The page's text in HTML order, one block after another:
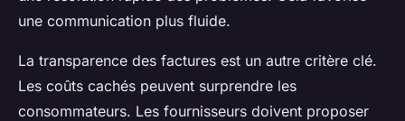
une communication plus fluide.
La transparence des factures est un autre critère clé.
Les coûts cachés peuvent surprendre les
consommateurs. Les fournisseurs doivent proposer